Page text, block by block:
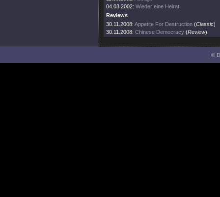
04.03.2002: Wieder eine Heirat
Reviews
30.11.2008: Appetite For Destruction (Classic)
30.11.2008: Chinese Democracy (Review)
©